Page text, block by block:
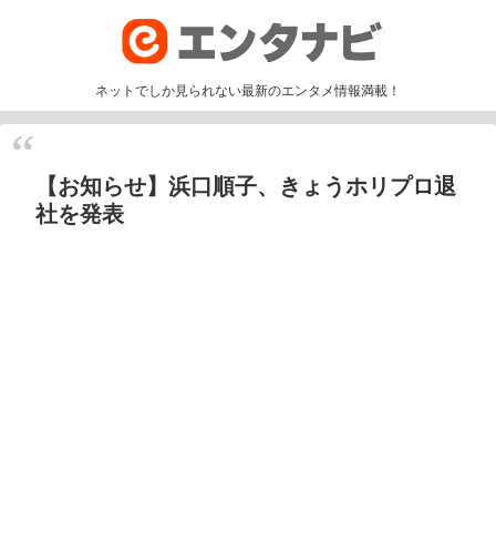
ネットでしか見られない最新のエンタメ情報満載！
【お知らせ】浜口順子、きょうホリプロ退
社を発表